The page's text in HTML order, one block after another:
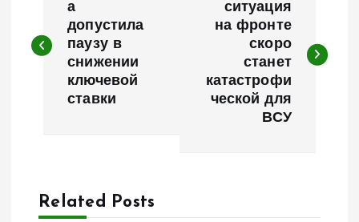
в
ц
а
допустила
паузу в
снижении
ключевой
ставки
ситуация
на фронте
скоро
станет
катастрофи
ческой для
ВСУ
Related Posts